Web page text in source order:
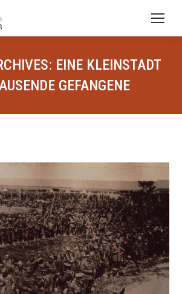
EINE KLEINSTADT
GEFANGENE